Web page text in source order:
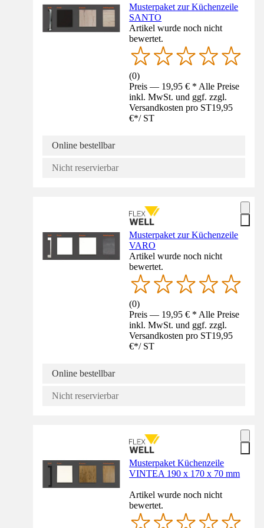
Musterpaket zur Küchenzeile
SANTO
Artikel wurde noch nicht
bewertet.
(0)
Preis — 19,95 € * Alle Preise
inkl. MwSt. und ggf. zzgl.
Versandkosten pro ST19,95
€*/ ST
Online bestellbar
Nicht reservierbar
Musterpaket zur Küchenzeile
VARO
Artikel wurde noch nicht
bewertet.
(0)
Preis — 19,95 € * Alle Preise
inkl. MwSt. und ggf. zzgl.
Versandkosten pro ST19,95
€*/ ST
Online bestellbar
Nicht reservierbar
Musterpaket Küchenzeile
VINTEA 190 x 170 x 70 mm
Artikel wurde noch nicht
bewertet.